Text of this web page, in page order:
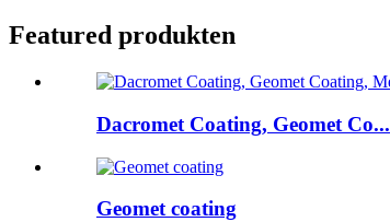
Featured produkten
Dacromet Coating, Geomet Co...
Geomet coating